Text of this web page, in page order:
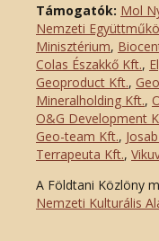
Támogatók: Mol
Nemzeti
Minisztérium,
Colas Északkő Kft.,
Geoproduct Kft.,
Mineralholding Kft.,
O&G Development
Geo-team Kft.,
Terrapeuta Kft.,
A Földtani Közlöny
Nemzeti Kulturális